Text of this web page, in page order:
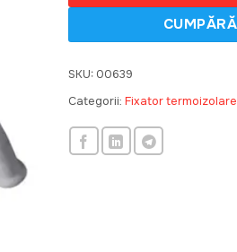
SKU: 00639
Categorii: Fixator termoizolare